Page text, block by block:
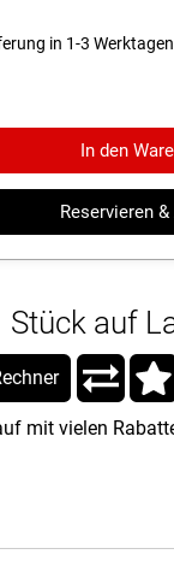
in 1-3 Werktagen
In den
Reservieren
Stück auf
mit vielen